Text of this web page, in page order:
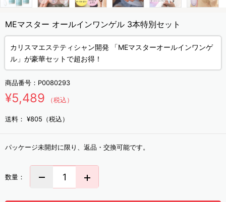
MEマスター オールインワンゲル 3本特別セット
カリスマエステティシャン開発 「MEマスターオールインワンゲ
ル」が豪華セットで超お得！
商品番号： P0080293
¥5,489 （税込）
送料： ¥805（税込）
パッケージ未開封に限り、返品・交換可能です。
数量：